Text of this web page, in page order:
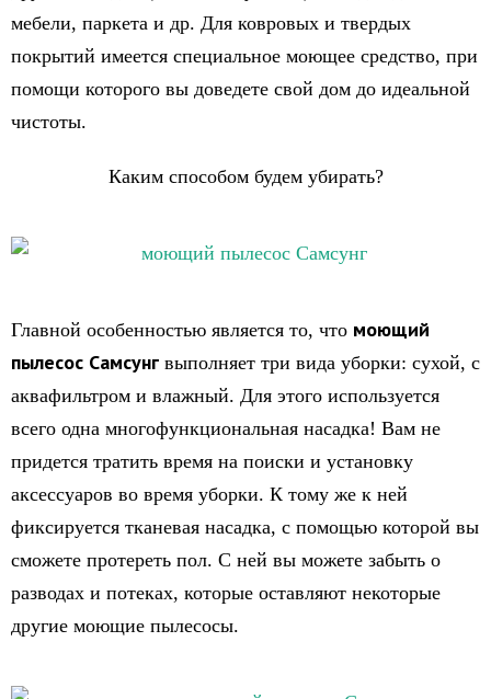
мебели, паркета и др. Для ковровых и твердых
покрытий имеется специальное моющее средство, при
помощи которого вы доведете свой дом до идеальной
чистоты.
Каким способом будем убирать?
Главной особенностью является то, что моющий
пылесос Самсунг выполняет три вида уборки: сухой, с
аквафильтром и влажный. Для этого используется
всего одна многофункциональная насадка! Вам не
придется тратить время на поиски и установку
аксессуаров во время уборки. К тому же к ней
фиксируется тканевая насадка, с помощью которой вы
сможете протереть пол. С ней вы можете забыть о
разводах и потеках, которые оставляют некоторые
другие моющие пылесосы.